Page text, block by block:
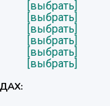
[выбрать]
[выбрать]
[выбрать]
[выбрать]
[выбрать]
[выбрать]